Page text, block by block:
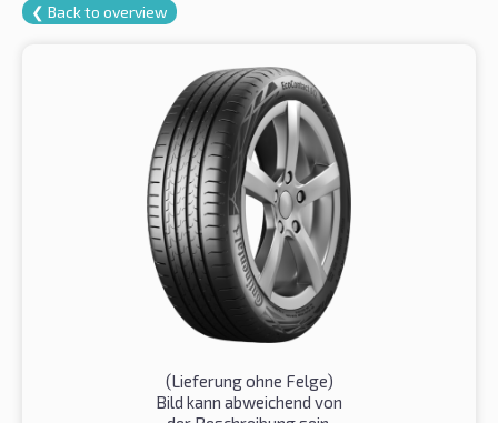
❮ Back to overview
(Lieferung ohne Felge)
Bild kann abweichend von